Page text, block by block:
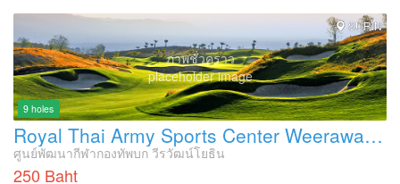
ภาพชั่วคราว
placeholder image
SURIN
9 holes
Royal Thai Army Sports Center Weerawat Yothin Golf Course
ศูนย์พัฒนากีฬากองทัพบก วีรวัฒน์โยธิน
250 Baht